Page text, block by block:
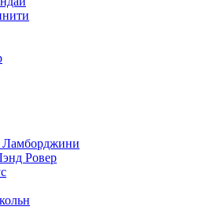
Ламборджини
Ровер